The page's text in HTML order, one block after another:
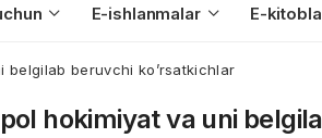
E-ishlanmalar E-
belgilab beruvchi ko’rsatkichlar
hokimiyat va uni